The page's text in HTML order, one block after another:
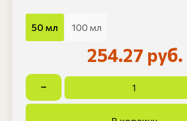
50 мл 100 мл
254.27 руб.